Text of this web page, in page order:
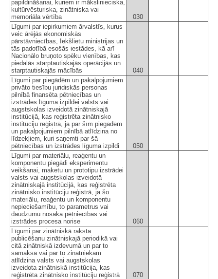
papildināšanai, kuriem ir mākslinieciska,
kultūrvēsturiska, zinātniska vai
memoriāla vērtība
030
Līgumi par iepirkumiem ārvalstīs, kurus
veic ārējās ekonomiskās
pārstāvniecības, Iekšlietu ministrijas un
tās padotībā esošās iestādes, kā arī
Nacionālo bruņoto spēku vienības, kas
piedalās starptautiskajās operācijās un
starptautiskajās mācībās
040
Līgumi par piegādēm un pakalpojumiem
privāto tiesību juridiskās personas
pilnībā finansēta pētniecības un
izstrādes līguma izpildei valsts vai
augstskolas izveidotā zinātniskajā
institūcijā, kas reģistrēta zinātnisko
institūciju reģistrā, ja par šīm piegādēm
un pakalpojumiem pilnībā atlīdzina no
līdzekļiem, kuri saņemti par šā
pētniecības un izstrādes līguma izpildi
050
Līgumi par materiālu, reaģentu un
komponentu piegādi eksperimentu
veikšanai, maketu un prototipu izstrādei
valsts vai augstskolas izveidotā
zinātniskajā institūcijā, kas reģistrēta
zinātnisko institūciju reģistrā, ja šo
materiālu, reaģentu un komponentu
nepieciešamību, to parametrus vai
daudzumu nosaka pētniecības vai
izstrādes procesa norise
060
Līgumi par zinātniskā raksta
publicēšanu zinātniskajā periodikā vai
citā zinātniskā izdevumā un par to
samaksā vai par to zinātniekam
atlīdzina valsts vai augstskolas
izveidota zinātniskā institūcija, kas
reģistrēta zinātnisko institūciju reģistrā
070